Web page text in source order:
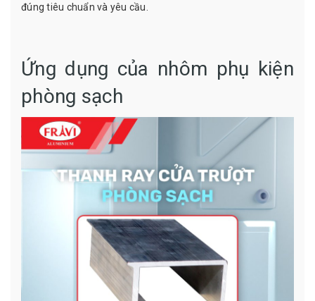
đúng tiêu chuẩn và yêu cầu.
Ứng dụng của nhôm phụ kiện
phòng sạch